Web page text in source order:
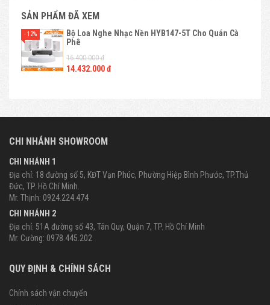
SẢN PHẨM ĐÃ XEM
Bộ Loa Nghe Nhạc Nền HYB147-5T Cho Quán Cà
Phê
16.400.000 đ
14.432.000 đ
- 12%
CHI NHÁNH SHOWROOM
CHI NHÁNH 1
Địa chỉ: 18 đường số 5, KĐT Vạn Phúc, Phường Hiệp Bình Phước, TP.Thủ
Đức, TP. Hồ Chí Minh.
Mr. Thịnh: 0924.224.474
CHI NHÁNH 2
Địa chỉ: 51A đường số 43, Tân Quy, Quận 7, TP. Hồ Chí Minh
Mr. Cường: 0978.445.202
QUY ĐỊNH & CHÍNH SÁCH
Chính sách vận chuyển